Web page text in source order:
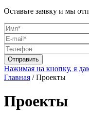
Оставьте заявку и мы
Нажимая на кнопку, я
Главная /Проекты
Проекты